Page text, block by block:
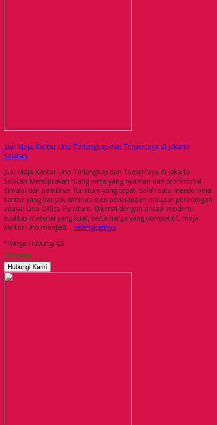
Jual Meja Kantor Uno Terlengkap dan Terpercaya di Jakarta
Selatan
Jual Meja Kantor Uno Terlengkap dan Terpercaya di Jakarta
Selatan Menciptakan ruang kerja yang nyaman dan profesional
dimulai dari pemilihan furniture yang tepat. Salah satu merek meja
kantor yang banyak diminati oleh perusahaan maupun perorangan
adalah Uno Office Furniture. Dikenal dengan desain modern,
kualitas material yang kuat, serta harga yang kompetitif, meja
kantor Uno menjadi… selengkapnya
*Harga Hubungi CS
Tersedia
Hubungi Kami